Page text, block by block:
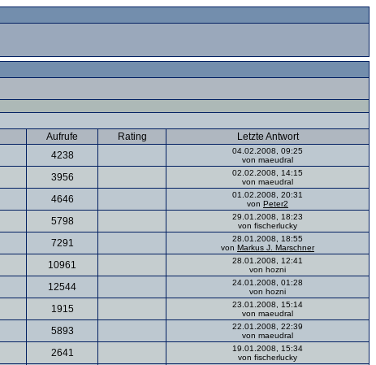
Aufrufe Rating
Letzte Antwort
4238
04.02.2008, 09:25
von maeudral
3956
02.02.2008, 14:15
von maeudral
4646
01.02.2008, 20:31
von Peter2
5798
29.01.2008, 18:23
von fischerlucky
7291
28.01.2008, 18:55
von Markus J. Marschner
10961
28.01.2008, 12:41
von hozni
12544
24.01.2008, 01:28
von hozni
1915
23.01.2008, 15:14
von maeudral
5893
22.01.2008, 22:39
von maeudral
2641
19.01.2008, 15:34
von fischerlucky